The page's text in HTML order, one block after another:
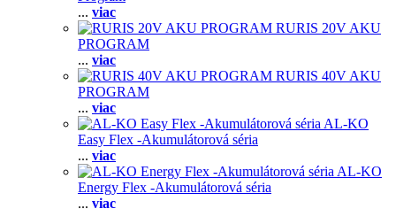
... viac
RURIS 20V AKU
PROGRAM
... viac
RURIS 40V AKU
PROGRAM
... viac
AL-KO
Easy Flex -Akumulátorová séria
... viac
AL-KO
Energy Flex -Akumulátorová séria
... viac